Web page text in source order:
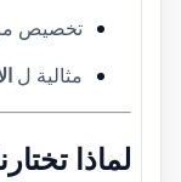
تخصيص
مثالية ل
لماذا